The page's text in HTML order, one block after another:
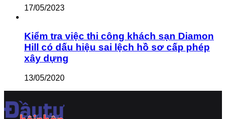
17/05/2023
Kiểm tra việc thi công khách sạn Diamon
Hill có dấu hiệu sai lệch hồ sơ cấp phép
xây dựng
13/05/2020